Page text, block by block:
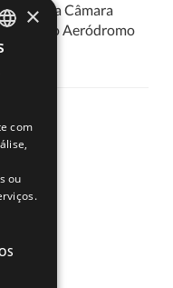
, da Câmara
respetivo Aeródromo
×
com
ou